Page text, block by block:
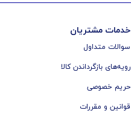
خدمات مشتریان
سوالات متداول
رویه‌های بازگرداندن کالا
حریم خصوصی
قوانین و مقررات